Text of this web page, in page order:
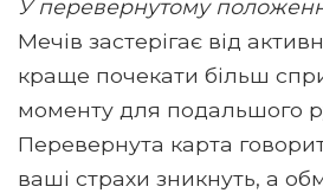
У перевернутому
Мечів застерігає від
краще почекати більш
моменту для подальшого
Перевернута карта
ваші страхи зникнуть, а